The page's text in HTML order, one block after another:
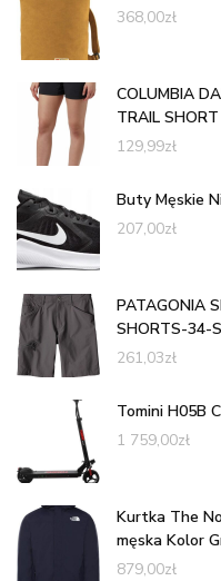
368,00zł
COLUMBIA
TRAIL
129,99zł
Buty Męskie
207,00zł
PATAGONIA
SHORTS-34-
261,03zł
Tomini H05B
1 759,00zł
Kurtka The
męska Kolor
879,00zł